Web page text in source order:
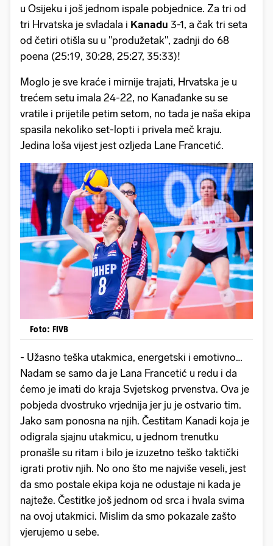
u Osijeku i još jednom ispale pobjednice. Za tri od
tri Hrvatska je svladala i Kanadu 3-1, a čak tri seta
od četiri otišla su u "produžetak", zadnji do 68
poena (25:19, 30:28, 25:27, 35:33)!
Moglo je sve kraće i mirnije trajati, Hrvatska je u
trećem setu imala 24-22, no Kanađanke su se
vratile i prijetile petim setom, no tada je naša ekipa
spasila nekoliko set-lopti i privela meč kraju.
Jedina loša vijest jest ozljeda Lane Francetić.
Foto: FIVB
- Užasno teška utakmica, energetski i emotivno…
Nadam se samo da je Lana Francetić u redu i da
ćemo je imati do kraja Svjetskog prvenstva. Ova je
pobjeda dvostruko vrjednija jer ju je ostvario tim.
Jako sam ponosna na njih. Čestitam Kanadi koja je
odigrala sjajnu utakmicu, u jednom trenutku
pronašle su ritam i bilo je izuzetno teško taktički
igrati protiv njih. No ono što me najviše veseli, jest
da smo postale ekipa koja ne odustaje ni kada je
najteže. Čestitke još jednom od srca i hvala svima
na ovoj utakmici. Mislim da smo pokazale zašto
vjerujemo u sebe.